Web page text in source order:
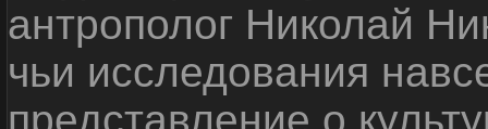
антрополог Николай
чьи исследования